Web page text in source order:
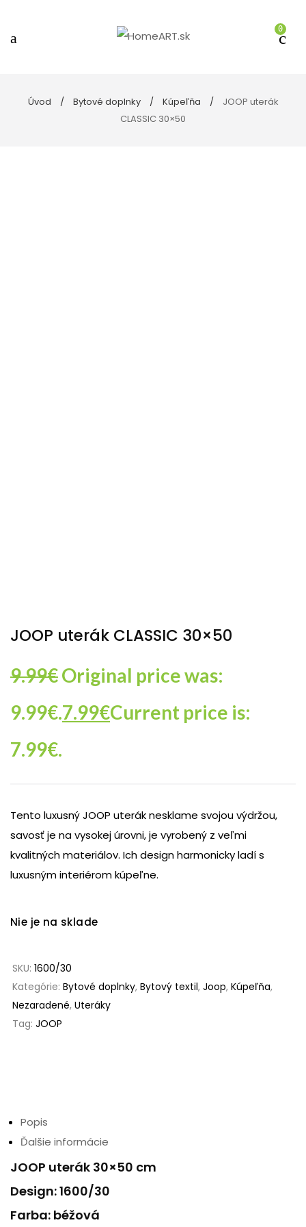
0
Úvod Bytové doplnky Kúpeľňa
JOOP uterák
CLASSIC 30×50
JOOP uterák CLASSIC 30×50
9.99€Original price was:
9.99€.7.99€Current price is:
7.99€.
Tento luxusný JOOP uterák nesklame svojou výdržou,
savosť je na vysokej úrovni, je vyrobený z veľmi
kvalitných materiálov. Ich design harmonicky ladí s
luxusným interiérom kúpeľne.
Nie je na sklade
SKU: 1600/30
Kategórie: Bytové doplnky, Bytový textil, Joop, Kúpeľňa,
Nezaradené, Uteráky
Tag: JOOP
Popis
Ďalšie informácie
JOOP uterák 30×50 cm
Design: 1600/30
Farba: béžová